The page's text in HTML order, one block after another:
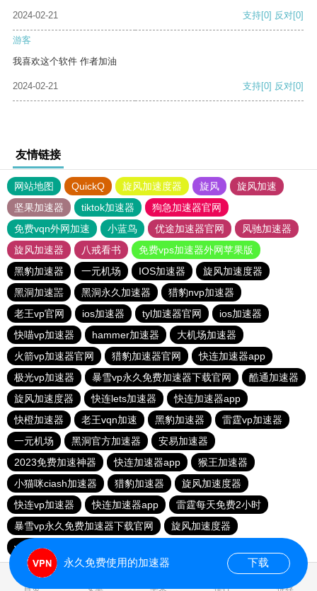
2024-02-21 支持[0] 反对[0]
游客
我喜欢这个软件 作者加油
2024-02-21 支持[0] 反对[0]
友情链接
网站地图 QuickQ 旋风加速度器 旋风
旋风加速
坚果加速器
tiktok加速器
狗急加速器官网
免费vqn外网加速
小蓝鸟 优途加速器官网
风驰加速器
旋风加速器
八戒看书
免费vps加速器外网苹果版
黑豹加速器
一元机场 IOS加速器
旋风加速度器
黑洞加速噐
黑洞永久加速器
猎豹nvp加速器
老王vp官网
ios加速器 tyl加速器官网
ios加速器
快喵vp加速器
hammer加速器
大机场加速器
火箭vp加速器官网
猎豹加速器官网
快连加速器app
极光vp加速器
暴雪vp永久免费加速器下载官网
酷通加速器
旋风加速度器
快连lets加速器
快连加速器app
快橙加速器
老王vqn加速 黑豹加速器
雷霆vp加速器
一元机场
黑洞官方加速器
安易加速器
2023免费加速神器
快连加速器app
猴王加速器
小猫咪ciash加速器
猎豹加速器
旋风加速度器
快连vp加速器
快连加速器app
雷霆每天免费2小时
暴雪vp永久免费加速器下载官网
旋风加速度器
vqn加速外网
首页 安卓 苹果 排行 推荐
永久免费使用的加速器 下载
1.420675s